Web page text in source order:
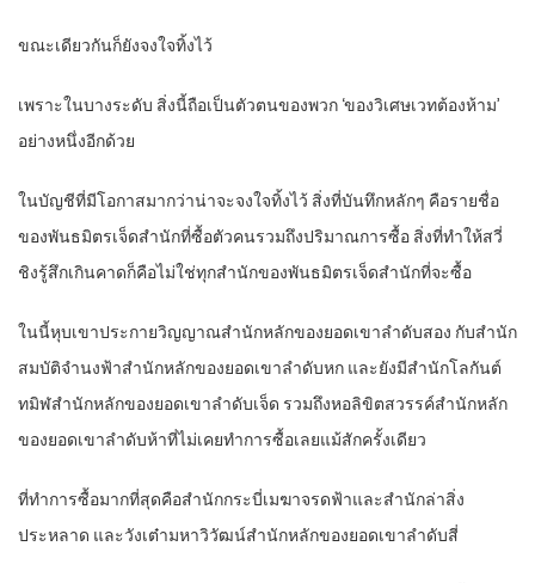
ขณะเดียวกันก็ยังจงใจทิ้งไว้
เพราะในบางระดับ สิ่งนี้ถือเป็นตัวตนของพวก ‘ของวิเศษเวทต้องห้าม’
อย่างหนึ่งอีกด้วย
ในบัญชีที่มีโอกาสมากว่าน่าจะจงใจทิ้งไว้ สิ่งที่บันทึกหลักๆ คือรายชื่อ
ของพันธมิตรเจ็ดสำนักที่ซื้อตัวคนรวมถึงปริมาณการซื้อ สิ่งที่ทำให้สวี่
ชิงรู้สึกเกินคาดก็คือไม่ใช่ทุกสำนักของพันธมิตรเจ็ดสำนักที่จะซื้อ
ในนี้หุบเขาประกายวิญญาณสำนักหลักของยอดเขาลำดับสอง กับสำนัก
สมบัติจำนงฟ้าสำนักหลักของยอดเขาลำดับหก และยังมีสำนักโลกันต์
ทมิฬสำนักหลักของยอดเขาลำดับเจ็ด รวมถึงหอลิขิตสวรรค์สำนักหลัก
ของยอดเขาลำดับห้าที่ไม่เคยทำการซื้อเลยแม้สักครั้งเดียว
ที่ทำการซื้อมากที่สุดคือสำนักกระบี่เมฆาจรดฟ้าและสำนักล่าสิ่ง
ประหลาด และวังเต๋ามหาวิวัฒน์สำนักหลักของยอดเขาลำดับสี่